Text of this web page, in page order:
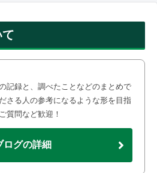
記録と、調べたことなどのまとめで
さる人の参考になるような形を目指
質問など歓迎！
ログの詳細